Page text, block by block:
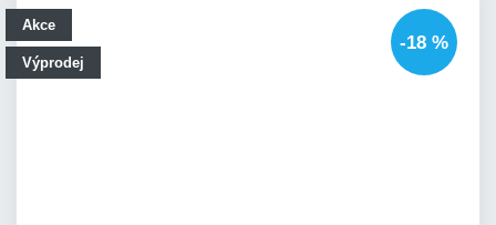
Akce
Výprodej
-18 %